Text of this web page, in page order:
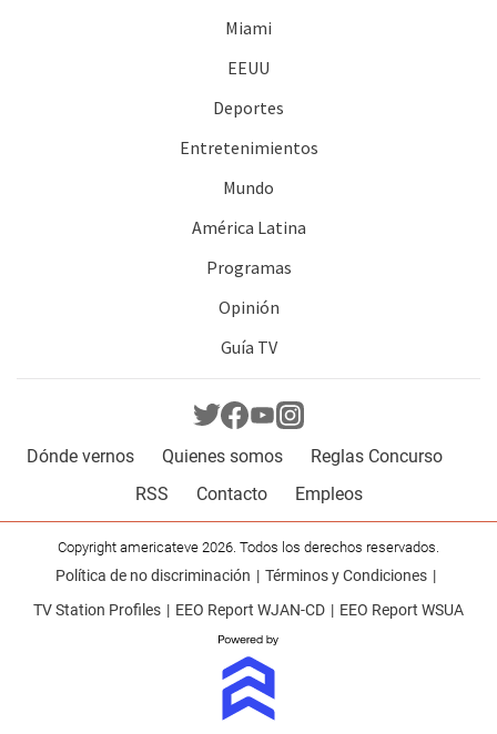
Miami
EEUU
Deportes
Entretenimientos
Mundo
América Latina
Programas
Opinión
Guía TV
Dónde vernos Quienes somos
Reglas Concurso
RSS
Contacto Empleos
Copyright americateve 2026. Todos los derechos reservados.
Política de no discriminación
Términos y Condiciones
TV Station Profiles
EEO Report WJAN-CD EEO Report WSUA